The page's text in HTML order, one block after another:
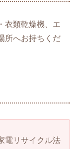
衣類乾燥機、エ
所へお持ちくだ
電リサイクル法